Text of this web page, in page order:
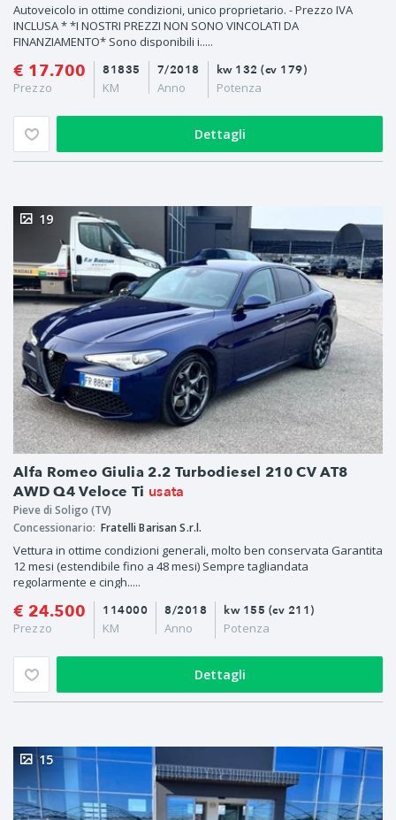
Autoveicolo in ottime condizioni, unico proprietario. - Prezzo IVA
INCLUSA * *I NOSTRI PREZZI NON SONO VINCOLATI DA
FINANZIAMENTO* Sono disponibili i.....
€ 17.700
Prezzo
7/2018
Anno
81835
KM
kw 132 (cv 179)
Potenza
Dettagli
Alfa Romeo Giulia 2.2 Turbodiesel 210 CV AT8
AWD Q4 Veloce Ti usata
19
Pieve di Soligo (TV)
Concessionario: Fratelli Barisan S.r.l.
Vettura in ottime condizioni generali, molto ben conservata Garantita
12 mesi (estendibile fino a 48 mesi) Sempre tagliandata
regolarmente e cingh.....
€ 24.500
Prezzo
8/2018
Anno
114000
KM
kw 155 (cv 211)
Potenza
Dettagli
15